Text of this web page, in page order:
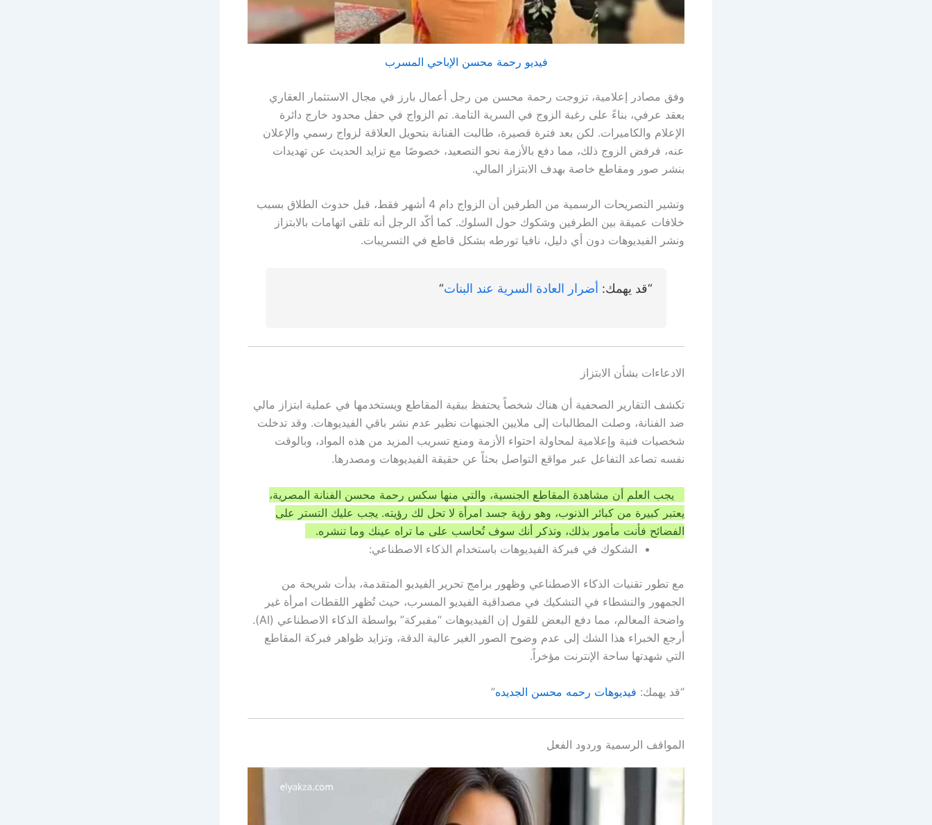
فيديو رحمة محسن الإباحي المسرب
وفق مصادر إعلامية، تزوجت رحمة محسن من رجل أعمال بارز في مجال الاستثمار العقاري
بعقد عرفي، بناءً على رغبة الزوج في السرية التامة. تم الزواج في حفل محدود خارج دائرة
الإعلام والكاميرات. لكن بعد فترة قصيرة، طالبت الفنانة بتحويل العلاقة لزواج رسمي والإعلان
عنه، فرفض الزوج ذلك، مما دفع بالأزمة نحو التصعيد، خصوصًا مع تزايد الحديث عن تهديدات
بنشر صور ومقاطع خاصة بهدف الابتزاز المالي.
وتشير التصريحات الرسمية من الطرفين أن الزواج دام 4 أشهر فقط، قبل حدوث الطلاق بسبب
خلافات عميقة بين الطرفين وشكوك حول السلوك. كما أكّد الرجل أنه تلقى اتهامات بالابتزاز
ونشر الفيديوهات دون أي دليل، نافيا تورطه بشكل قاطع في التسريبات.​
“قد يهمك: أضرار العادة السرية عند البنات“
الادعاءات بشأن الابتزاز
تكشف التقارير الصحفية أن هناك شخصاً يحتفظ ببقية المقاطع ويستخدمها في عملية ابتزاز مالي
ضد الفنانة، وصلت المطالبات إلى ملايين الجنيهات نظير عدم نشر باقي الفيديوهات. وقد تدخلت
شخصيات فنية وإعلامية لمحاولة احتواء الأزمة ومنع تسريب المزيد من هذه المواد، وبالوقت
نفسه تصاعد التفاعل عبر مواقع التواصل بحثاً عن حقيقة الفيديوهات ومصدرها.
يجب العلم أن مشاهدة المقاطع الجنسية، والتي منها سكس رحمة محسن الفنانة المصرية،
يعتبر كبيرة من كبائر الذنوب، وهو رؤية جسد امرأة لا تحل لك رؤيته. يجب عليك التستر على
الفضائح فأنت مأمور بذلك، وتذكر أنك سوف تُحاسب على ما تراه عينك وما تنشره.
الشكوك في فبركة الفيديوهات باستخدام الذكاء الاصطناعي:
مع تطور تقنيات الذكاء الاصطناعي وظهور برامج تحرير الفيديو المتقدمة، بدأت شريحة من
الجمهور والنشطاء في التشكيك في مصداقية الفيديو المسرب، حيث تُظهر اللقطات امرأة غير
واضحة المعالم، مما دفع البعض للقول إن الفيديوهات “مفبركة” بواسطة الذكاء الاصطناعي (AI).
أرجع الخبراء هذا الشك إلى عدم وضوح الصور الغير عالية الدقة، وتزايد ظواهر فبركة المقاطع
التي شهدتها ساحة الإنترنت مؤخراً.​
“قد يهمك: فيديوهات رحمه محسن الجديده”
المواقف الرسمية وردود الفعل